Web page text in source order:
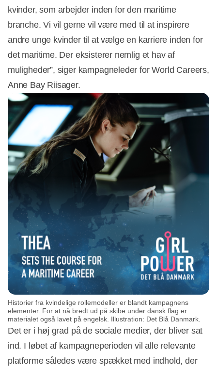
kvinder, som arbejder inden for den maritime
branche. Vi vil gerne vil være med til at inspirere
andre unge kvinder til at vælge en karriere inden for
det maritime. Der eksisterer nemlig et hav af
muligheder”, siger kampagneleder for World Careers,
Anne Bay Riisager.
Historier fra kvindelige rollemodeller er blandt kampagnens
elementer. For at nå bredt ud på skibe under dansk flag er
materialet også lavet på engelsk. Illustration: Det Blå Danmark.
Det er i høj grad på de sociale medier, der bliver sat
ind. I løbet af kampagneperioden vil alle relevante
platforme således være spækket med indhold, der